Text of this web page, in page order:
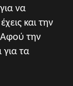
να
και την
την
για τα